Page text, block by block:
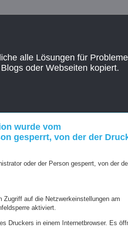
alle Lösungen für
oder Webseiten kopiert.
wurde vom
gesperrt, von der der
oder der Person gesperrt, von der
auf die Netzwerkeinstellungen am
aktiviert.
Druckers in einem Internetbrowser. Es